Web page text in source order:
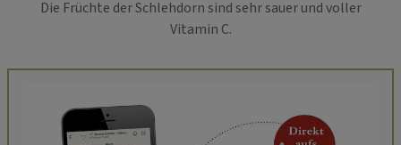
Die Früchte der Schlehdorn sind sehr sauer und voller
Vitamin C.